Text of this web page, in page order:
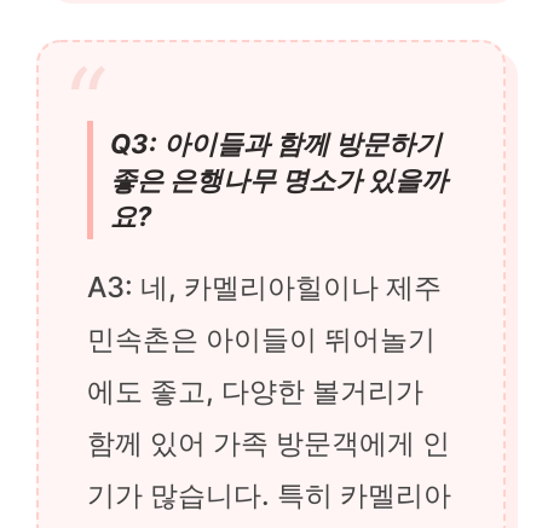
Q3: 아이들과 함께 방문하기
좋은 은행나무 명소가 있을까
요?
A3: 네, 카멜리아힐이나 제주
민속촌은 아이들이 뛰어놀기
에도 좋고, 다양한 볼거리가
함께 있어 가족 방문객에게 인
기가 많습니다. 특히 카멜리아